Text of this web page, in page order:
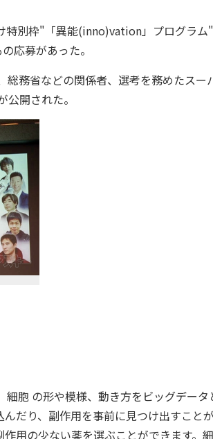
特別枠"「異能(inno)vation」プログラム
応募があった。
務省などの関係者、選考を務めたスー
開された。
胞 の形や模様、動き方をビッグデータ
だり、副作用を事前に見つけ出すこと
用の少ない薬を選ぶことができます。